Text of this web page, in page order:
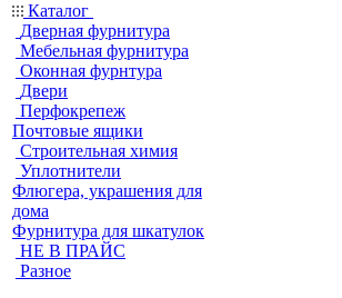
Каталог
Дверная фурнитура
Мебельная фурнитура
Оконная фурнтура
Двери
Перфокрепеж
Почтовые ящики
Строительная химия
Уплотнители
Флюгера, украшения для
дома
Фурнитура для шкатулок
НЕ В ПРАЙС
Разное